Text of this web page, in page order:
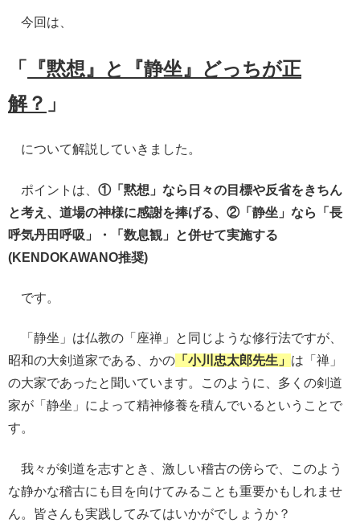
今回は、
「 『黙想』と『静坐』どっちが正
解？ 」
について解説していきました。
ポイントは、 ①「黙想」なら日々の目標や反省をきちん
と考え、道場の神様に感謝を捧げる、②「静坐」なら「長
呼気丹田呼吸」・「数息観」と併せて実施する
(KENDOKAWANO推奨)
です。
「静坐」は仏教の「座禅」と同じような修行法ですが、
昭和の大剣道家である、かの 「小川忠太郎先生」 は「禅」
の大家であったと聞いています。このように、多くの剣道
家が「静坐」によって精神修養を積んでいるということで
す。
我々が剣道を志すとき、激しい稽古の傍らで、このよう
な静かな稽古にも目を向けてみることも重要かもしれませ
ん。皆さんも実践してみてはいかがでしょうか？